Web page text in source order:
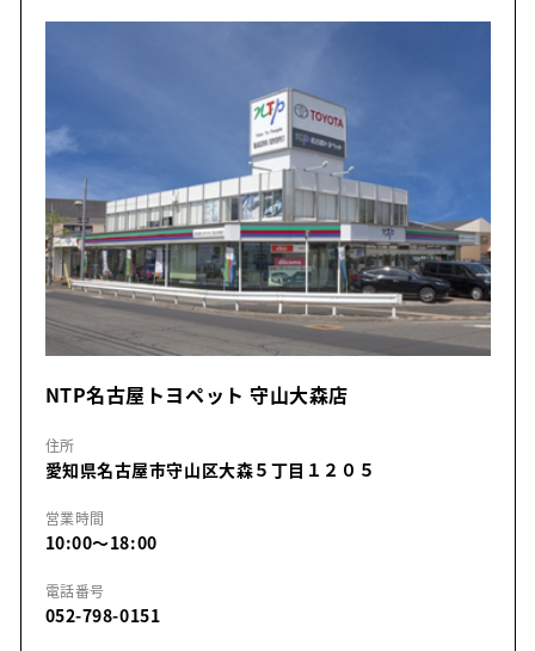
NTP名古屋トヨペット 守山大森店
住所
愛知県名古屋市守山区大森５丁目１２０５
営業時間
10:00～18:00
電話番号
052-798-0151